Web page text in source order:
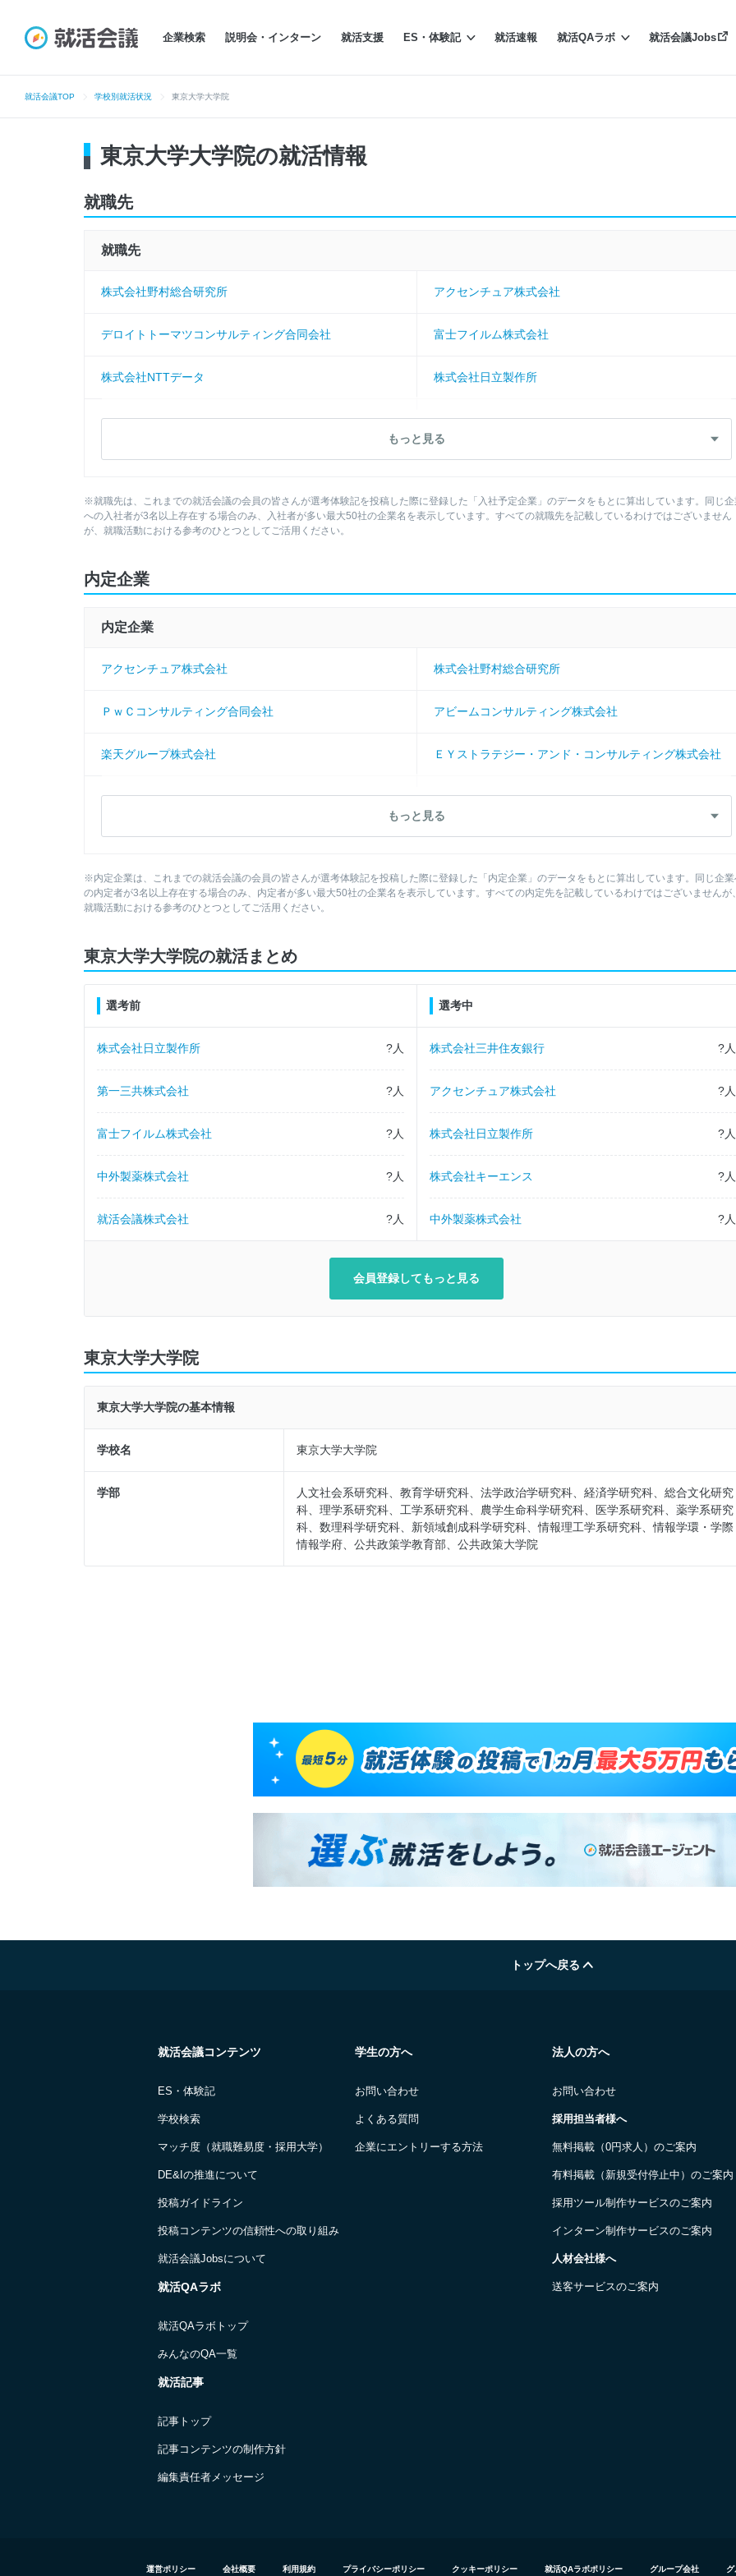
企業検索 説明会・インターン 就活支援 ES・体験記 就活速報 就活QAラボ 就活会議Jobs
就活会議TOP 学校別就活状況 東京大学大学院
東京大学大学院の就活情報
就職先
就職先
株式会社野村総合研究所 アクセンチュア株式会社
デロイトトーマツコンサルティング合同会社 富士フイルム株式会社
株式会社NTTデータ 株式会社日立製作所
株式会社キーエンス 大塚製薬株式会社
パナソニックホールディングス株式会社 シンプレクス株式会社
株式会社三菱総合研究所 三菱重工業株式会社
楽天グループ株式会社 株式会社ＩＮＰＥＸ
株式会社三井住友銀行
合同会社デロイトトーマツ 三井不動産株式会社
株式会社資生堂 ＫＤＤＩ株式会社
ＰｗＣ Ｊａｐａｎ有限責任監査法人 信越化学工業株式会社
味の素株式会社 エーザイ株式会社
アマゾンウェブサービスジャパン合同会社
もっと見る
※就職先は、これまでの就活会議の会員の皆さんが選考体験記を投稿した際に登録した「入社予定企業」のデータをもとに算出しています。同じ
への入社者が3名以上存在する場合のみ、入社者が多い最大50社の企業名を表示しています。すべての就職先を記載しているわけではございません
が、就職活動における参考のひとつとしてご活用ください。
内定企業
内定企業
アクセンチュア株式会社 株式会社野村総合研究所
ＰｗＣコンサルティング合同会社 アビームコンサルティング株式会社
楽天グループ株式会社 ＥＹストラテジー・アンド・コンサルティング株式会社
株式会社ベイカレント デロイトトーマツコンサルティング合同会社
日本IBM株式会社 株式会社NTTデータ
株式会社キーエンス 富士フイルム株式会社
ＫＤＤＩ株式会社 パナソニックホールディングス株式会社
株式会社資生堂 株式会社日立製作所
三菱商事株式会社 ソニーグループ株式会社
日鉄ソリューションズ株式会社 ソフトバンク株式会社
株式会社三井住友銀行 大塚製薬株式会社
ＰｗＣ Ｊａｐａｎ有限責任監査法人 東京ガス株式会社
富士通株式会社 東京海上日動火災保険株式会社
株式会社ＮＴＴドコモ
独立行政法人医薬品医療機器総合機構
株式会社三菱総合研究所 信越化学工業株式会社
もっと見る
※内定企業は、これまでの就活会議の会員の皆さんが選考体験記を投稿した際に登録した「内定企業」のデータをもとに算出しています。同じ企
の内定者が3名以上存在する場合のみ、内定者が多い最大50社の企業名を表示しています。すべての内定先を記載しているわけではございませんが
就職活動における参考のひとつとしてご活用ください。
東京大学大学院の就活まとめ
選考前
株式会社日立製作所 ?人
第一三共株式会社 ?人
富士フイルム株式会社 ?人
中外製薬株式会社 ?人
就活会議株式会社 ?人
選考中
株式会社三井住友銀行 ?人
アクセンチュア株式会社 ?人
株式会社日立製作所 ?人
株式会社キーエンス ?人
中外製薬株式会社 ?人
会員登録してもっと見る
東京大学大学院
東京大学大学院の基本情報
学校名 東京大学大学院
学部
人文社会系研究科、教育学研究科、法学政治学研究科、経済学研究科、総合文化研究
科、理学系研究科、工学系研究科、農学生命科学研究科、医学系研究科、薬学系研究
科、数理科学研究科、新領域創成科学研究科、情報理工学系研究科、情報学環・学際
情報学府、公共政策学教育部、公共政策大学院
トップへ戻る
就活会議コンテンツ
ES・体験記
学校検索
マッチ度（就職難易度・採用大学）
DE&Iの推進について
投稿ガイドライン
投稿コンテンツの信頼性への取り組み
就活会議Jobsについて
就活QAラボ
就活QAラボトップ
みんなのQA一覧
就活記事
記事トップ
記事コンテンツの制作方針
編集責任者メッセージ
学生の方へ
お問い合わせ
よくある質問
企業にエントリーする方法
法人の方へ
お問い合わせ
採用担当者様へ
無料掲載（0円求人）のご案内
有料掲載（新規受付停止中）のご案内
採用ツール制作サービスのご案内
インターン制作サービスのご案内
人材会社様へ
送客サービスのご案内
運営ポリシー 会社概要 利用規約 プライバシーポリシー クッキーポリシー 就活QAラボポリシー グループ会社